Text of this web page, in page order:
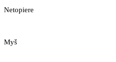
Netopiere
Myš